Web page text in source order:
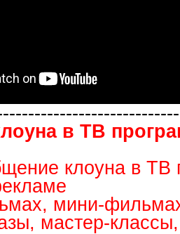
в ТВ
клоуна в ТВ
мини-
мастер-